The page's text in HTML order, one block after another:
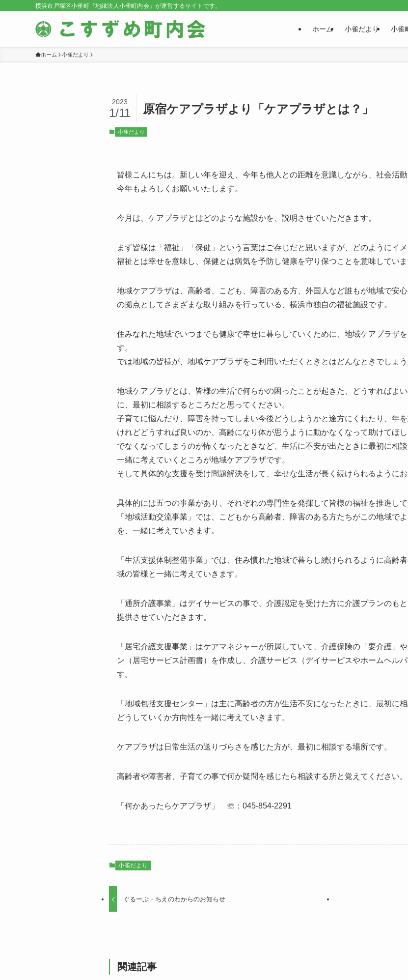
横浜市戸塚区小雀町『地縁法人小雀町内会』が運営するサイトです。
ホーム 小雀だより 小雀
ホーム 小雀だより
原宿ケアプラザより「ケアプラザとは？」
2023
1/11
小雀だより
皆様こんにちは。新しい年を迎え、今年も他人との距離を意識しながら、社会活
今年もよろしくお願いいたします。
今月は、 ケアプラザとはどのような施設かを、説明させていただきます。
まず皆様は「福祉」「保健」という言葉はご存じだと思いますが、どのようにイメ
福祉とは幸せを意味し、保健とは病気を予防し健康を守り保つことを意味していま
地域ケアプラザは、高齢者、こども、障害のある方、外国人など誰もが地域で安
の拠点としてさまざまな取り組みを行っている、横浜市独自の福祉施設です。
住みなれた地域でいつまでも健康で幸せに暮らしていくために、地域ケアプラザ
す。
では地域の皆様が、地域ケアプラザをご利用いただくときとはどんなときでしょう
地域ケアプラザとは、皆様の生活で何らかの困ったことが起きた、どうすればよ
に、最初に相談するところだと思ってください。
子育てに悩んだり、障害を持ってしまい今後どうしようかと途方にくれたり、年
けれどどうすれば良いのか、高齢になり体が思うように動かなくなって助けてほ
でなくなってしまうのが怖くなったときなど、生活に不安が出たときに最初に相
一緒に考えていくところが地域ケアプラザです。
そして具体的な支援を受け問題解決をして、幸せな生活が長く続けられるように
具体的には五つの事業があり、それぞれの専門性を発揮して皆様の福祉を推進して
「地域活動交流事業」では、こどもから高齢者、障害のある方たちがこの地域で
を、一緒に考えていきます。
「生活支援体制整備事業」では、住み慣れた地域で暮らし続けられるように高齢
域の皆様と一緒に考えていきます。
「通所介護事業」はデイサービスの事で、介護認定を受けた方に介護プランのも
提供させていただきます。
「居宅介護支援事業」はケアマネジャーが所属していて、介護保険の「要介護」
ン（居宅サービス計画書）を作成し、介護サービス（デイサービスやホームヘル
す。
「地域包括支援センター」は主に高齢者の方が生活不安になったときに、最初に
どうしていくか方向性を一緒に考えていきます。
ケアプラザは日常生活の送りづらさを感じた方が、最初に相談する場所です。
高齢者や障害者、子育ての事で何か疑問を感じたら相談する所と覚えてください。
「何かあったらケアプラザ」 ☏：045-854-2291
小雀だより
ぐるーぷ・ちえのわからのお知らせ
関連記事